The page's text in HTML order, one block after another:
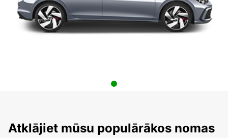
Atklājiet mūsu populārākos nomas